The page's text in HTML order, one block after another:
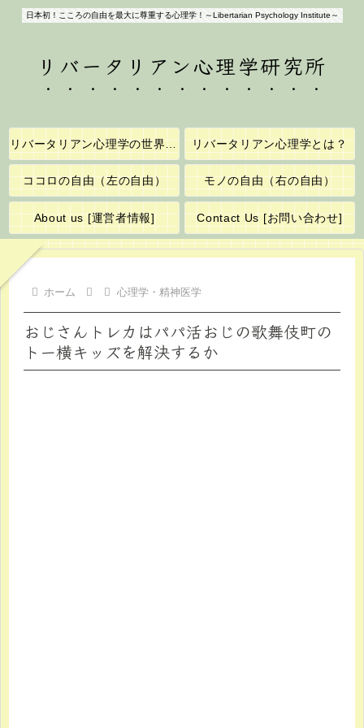
日本初！こころの自由を最大に尊重する心理学！～Libertarian Psychology Institute～
リバータリアン心理学研究所
リバータリアン心理学の世界へようこそ！ リバータリアン心理学とは？
ココロの自由（左の自由） モノの自由（右の自由）
About us [運営者情報] Contact Us [お問い合わせ]
ホーム 心理学・精神医学
おじさんトレカはパパ活おじの歌舞伎町の
トー横キッズを解決するか